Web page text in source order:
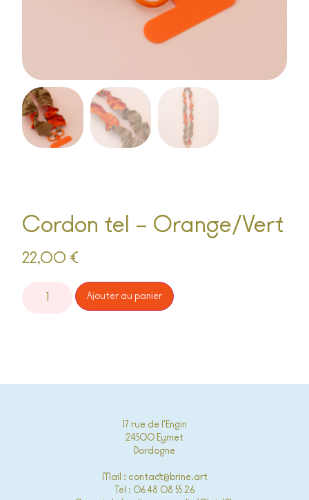
Cordon tel – Orange/Vert
22,00 €
Ajouter au panier
17 rue de l'Engin
24500 Eymet
Dordogne
Mail : contact@brine.art
Tel : 06 48 08 55 26